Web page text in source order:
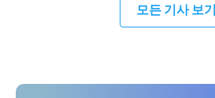
모든 기사 보기